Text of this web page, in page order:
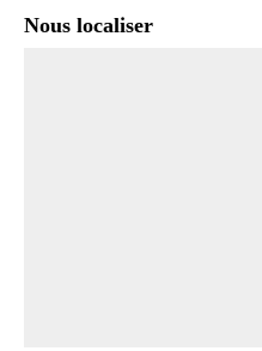
Nous localiser